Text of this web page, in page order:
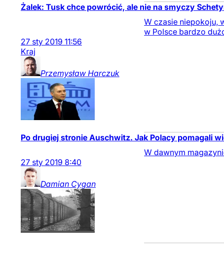
Żalek: Tusk chce powrócić, ale nie na smyczy
W czasie niepokoju,
w Polsce bardzo
27 sty 2019 11:56
Kraj
Przemysław Harczuk
Po drugiej stronie Auschwitz. Jak Polacy pomagali
W dawnym
27 sty 2019 8:40
Damian Cygan